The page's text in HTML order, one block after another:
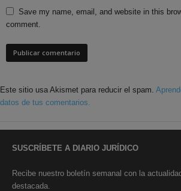
Save my name, email, and website in this
comment.
Este sitio usa Akismet para reducir el spam.
datos de tus comentarios.
SUSCRÍBETE A DIARIO JURÍDICO
Recibe nuestro boletín semanal con la
destacada.